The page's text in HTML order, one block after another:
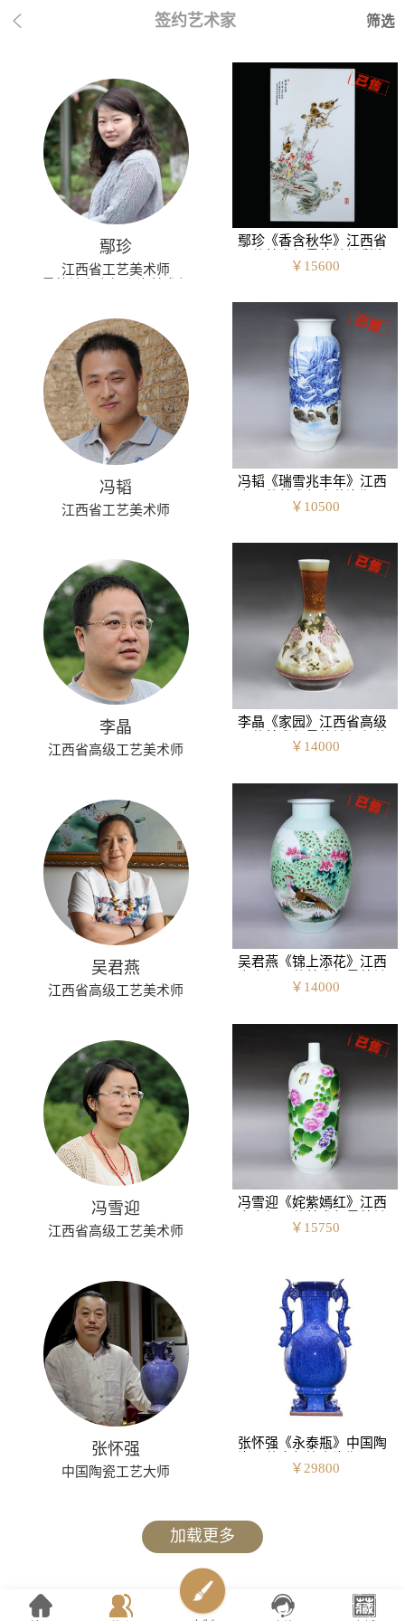
 签约艺术家 筛选
鄢珍
江西省工艺美术师
鄢珍《香含秋华》江西省
￥ 15600
冯韬
江西省工艺美术师
冯韬《瑞雪兆丰年》江西
￥ 10500
李晶
江西省高级工艺美术师
李晶《家园》江西省高级
￥ 14000
吴君燕
江西省高级工艺美术师
吴君燕《锦上添花》江西
釉上彩瓷瓶
￥ 14000
冯雪迎
江西省高级工艺美术师
冯雪迎《姹紫嫣红》江西
釉上彩瓷瓶
￥ 15750
张怀强
中国陶瓷工艺大师
张怀强《永泰瓶》中国陶
￥ 29800
加载更多